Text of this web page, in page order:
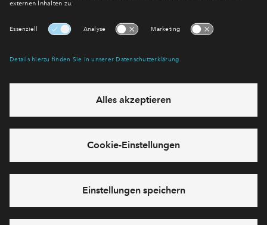
Verkaufsartikel
Grundriss Haus1 WE 113
Bemusterung Katalog 2023